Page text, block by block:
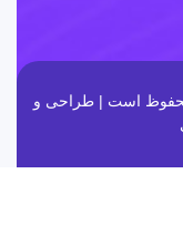
محفوظ است | طراحی و